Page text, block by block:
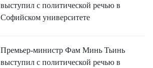
КУЛЬТУРА
выступил с политической речью в
Софийском университете
Премьер-министр Фам Минь Тьинь
выступил с политической речью в